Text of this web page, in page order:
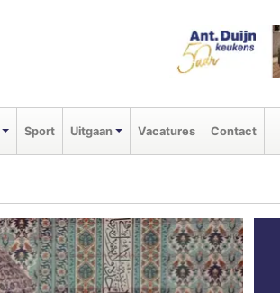
Sport Uitgaan Vacatures Contact